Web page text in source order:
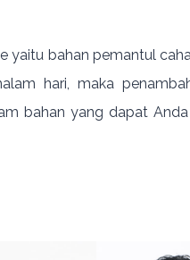
bahan pemantul
hari, maka
bahan yang dapat